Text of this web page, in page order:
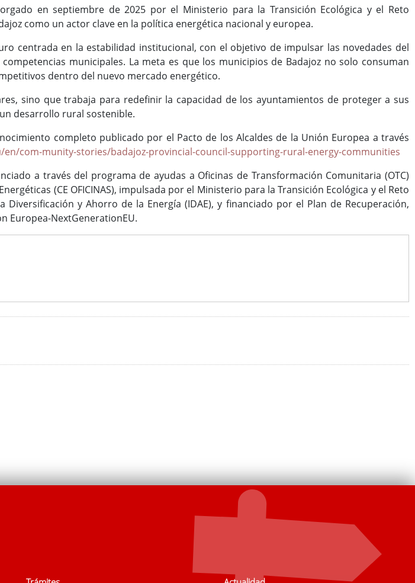
en septiembre de 2025 por el Ministerio para la Transición Ecológica y el Reto
como un actor clave en la política energética nacional y europea.
centrada en la estabilidad institucional, con el objetivo de impulsar las novedades del
municipales. La meta es que los municipios de Badajoz no solo consuman
dentro del nuevo mercado energético.
sino que trabaja para redefinir la capacidad de los ayuntamientos de proteger a sus
desarrollo rural sostenible.
completo publicado por el Pacto de los Alcaldes de la Unión Europea a través
com-munity-stories/badajoz-provincial-council-supporting-rural-energy-communities
a través del programa de ayudas a Oficinas de Transformación Comunitaria (OTC)
(CE OFICINAS), impulsada por el Ministerio para la Transición Ecológica y el Reto
Diversificación y Ahorro de la Energía (IDAE), y financiado por el Plan de Recuperación,
Europea-NextGenerationEU.